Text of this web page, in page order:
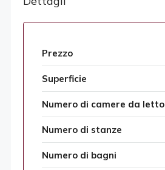
Prezzo
Superficie
Numero di camere da letto
Numero di stanze
Numero di bagni